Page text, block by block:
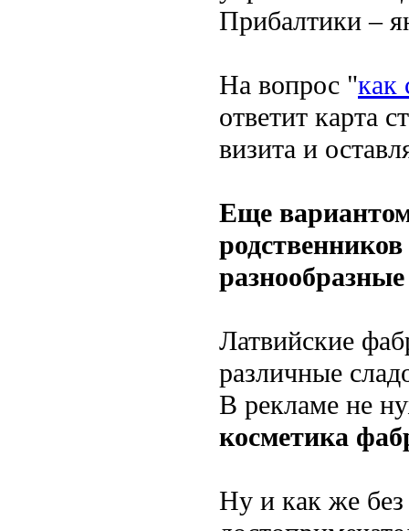
Прибалтики –
На вопрос "как
ответит карта
визита и
Еще
Латвийские
различные
В рекламе не
косметика
Ну и как же